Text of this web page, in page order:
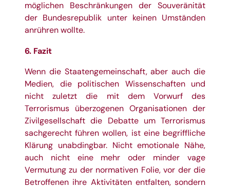
möglichen Beschränkungen der Souveränität
der Bundesrepublik unter keinen Umständen
anrühren wollte.
6. Fazit
Wenn die Staatengemeinschaft, aber auch die
Medien, die politischen Wissenschaften und
nicht zuletzt die mit dem Vorwurf des
Terrorismus überzogenen Organisationen der
Zivilgesellschaft die Debatte um Terrorismus
sachgerecht führen wollen, ist eine begriffliche
Klärung unabdingbar. Nicht emotionale Nähe,
auch nicht eine mehr oder minder vage
Vermutung zu der normativen Folie, vor der die
Betroffenen ihre Aktivitäten entfalten, sondern